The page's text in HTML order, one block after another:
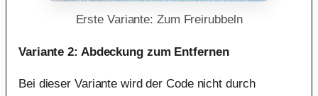
Erste Variante: Zum Freirubbeln
Variante 2: Abdeckung zum Entfernen
Bei dieser Variante wird der Code nicht durch